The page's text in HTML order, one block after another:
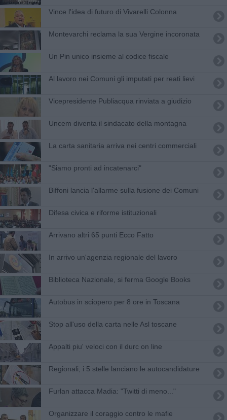
Vince l'idea di futuro di Vivarelli Colonna
Montevarchi reclama la sua Vergine incoronata
Un Pin unico insieme al codice fiscale
Al lavoro nei Comuni gli imputati per reati lievi
Vicepresidente Publiacqua rinviata a giudizio
Uncem diventa il sindacato della montagna
La carta sanitaria arriva nei centri commerciali
"Siamo pronti ad incatenarci"
Biffoni lancia l'allarme sulla fusione dei Comuni
Difesa civica e riforme istituzionali
Arrivano altri 65 punti Ecco Fatto
In arrivo un'agenzia regionale del lavoro
Biblioteca Nazionale, si ferma Google Books
Autobus in sciopero per 8 ore in Toscana
Stop all'uso della carta nelle Asl toscane
Appalti piu' veloci con il durc on line
Regionali, i 5 stelle lanciano le autocandidature
Furlan attacca Madia: "Twitti di meno..."
Organizzare il coraggio contro le mafie